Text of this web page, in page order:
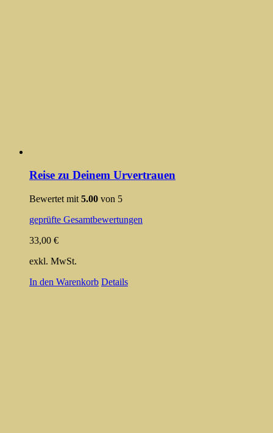
Reise zu Deinem Urvertrauen
Bewertet mit 5.00 von 5
geprüfte Gesamtbewertungen
33,00 €
exkl. MwSt.
In den Warenkorb Details